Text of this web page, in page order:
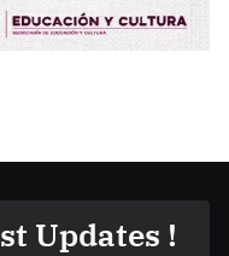
Updates !